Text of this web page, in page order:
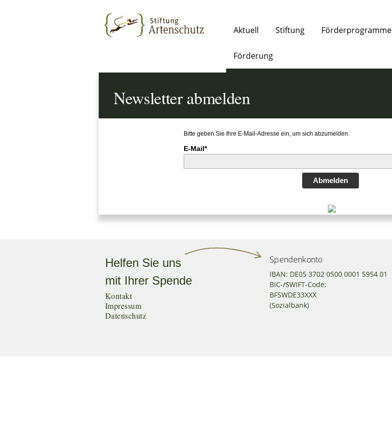
Aktuell Stiftung Förderprogramme
Förderung
Newsletter abmelden
Bitte geben Sie Ihre E-Mail-Adresse ein, um sich abzumelden.
E-Mail*
Abmelden
Helfen Sie uns
mit Ihrer Spende
Kontakt
Impressum
Datenschutz
Spendenkonto
IBAN: DE05 3702 0500 0001 5954 01
BIC-/SWIFT-Code:
BFSWDE33XXX
(Sozialbank)